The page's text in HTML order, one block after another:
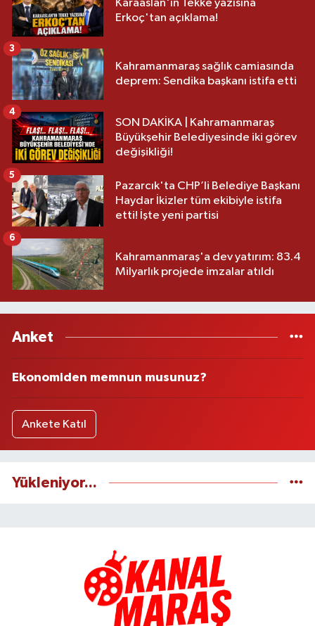
Karaaslan'ın Tekke yazısına
Erkoç'tan açıklama!
Kahramanmaraş sağlık camiasında
deprem: Sendika başkanı istifa etti
3
SON DAKİKA | Kahramanmaraş
Büyükşehir Belediyesinde iki görev
değişikliği!
4
Pazarcık'ta CHP’li Belediye Başkanı
Haydar İkizler tüm ekibiyle istifa
etti! İşte yeni partisi
5
Kahramanmaraş'a dev yatırım: 83.4
Milyarlık projede imzalar atıldı
6
Anket
Ekonomiden memnun musunuz?
Ankete Katıl
Yükleniyor...